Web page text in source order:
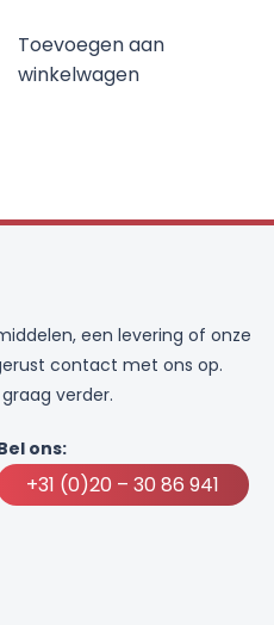
Toevoegen aan
winkelwagen
een levering of onze
contact met ons op.
verder.
ons:
+31 (0)20 – 30 86 941